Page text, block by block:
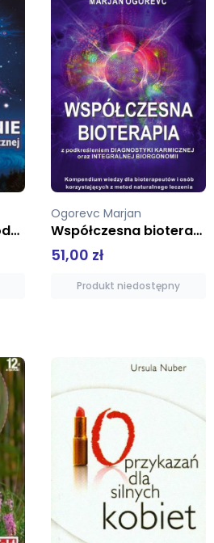
Współczesna bioterapia
Ogorevc Marjan
Samoleczenie metodą diagnostyki karmicznej
37,00 zł
Produkt niedostępny